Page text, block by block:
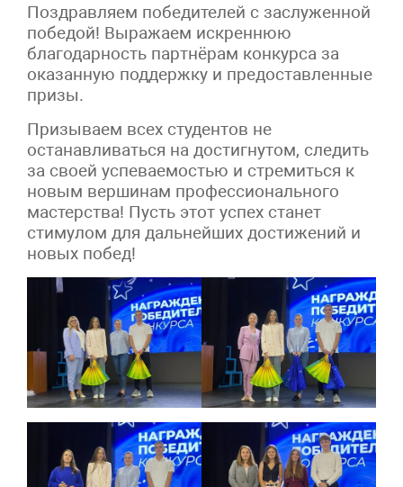
Поздравляем победителей с заслуженной
победой! Выражаем искреннюю
благодарность партнёрам конкурса за
оказанную поддержку и предоставленные
призы.
Призываем всех студентов не
останавливаться на достигнутом, следить
за своей успеваемостью и стремиться к
новым вершинам профессионального
мастерства! Пусть этот успех станет
стимулом для дальнейших достижений и
новых побед!